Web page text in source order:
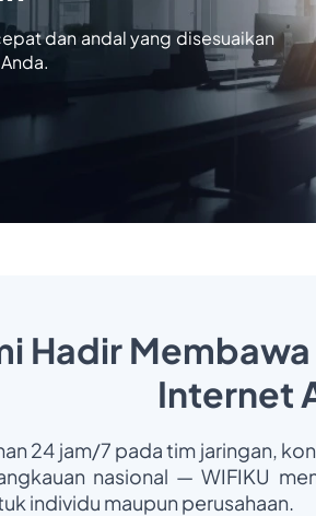
dan andal yang disesuaikan
Hadir
Internet
24 jam/7 pada tim jaringan,
nasional — WIFIKU
individu maupun perusahaan.